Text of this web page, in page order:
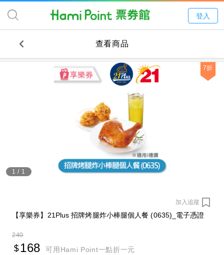
登入
查看商品
1 / 1
7折
加入追蹤
【享樂券】21Plus 招牌烤腿炸小棒腿個人餐 (0635)_電子憑證
240
168 可用Hami Point一點折一元